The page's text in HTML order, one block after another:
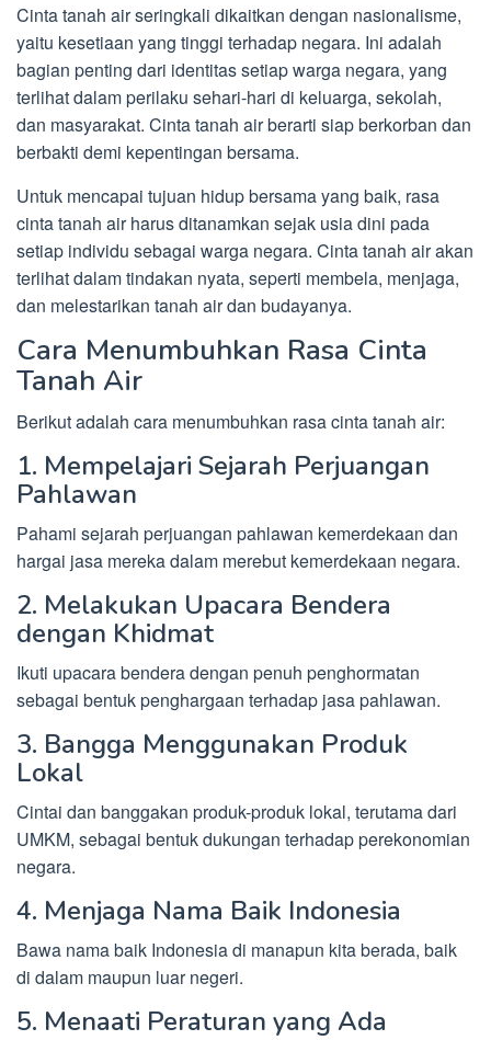
Cinta tanah air seringkali dikaitkan dengan nasionalisme,
yaitu kesetiaan yang tinggi terhadap negara. Ini adalah
bagian penting dari identitas setiap warga negara, yang
terlihat dalam perilaku sehari-hari di keluarga, sekolah,
dan masyarakat. Cinta tanah air berarti siap berkorban dan
berbakti demi kepentingan bersama.
Untuk mencapai tujuan hidup bersama yang baik, rasa
cinta tanah air harus ditanamkan sejak usia dini pada
setiap individu sebagai warga negara. Cinta tanah air akan
terlihat dalam tindakan nyata, seperti membela, menjaga,
dan melestarikan tanah air dan budayanya.
Cara Menumbuhkan Rasa Cinta
Tanah Air
Berikut adalah cara menumbuhkan rasa cinta tanah air:
1. Mempelajari Sejarah Perjuangan
Pahlawan
Pahami sejarah perjuangan pahlawan kemerdekaan dan
hargai jasa mereka dalam merebut kemerdekaan negara.
2. Melakukan Upacara Bendera
dengan Khidmat
Ikuti upacara bendera dengan penuh penghormatan
sebagai bentuk penghargaan terhadap jasa pahlawan.
3. Bangga Menggunakan Produk
Lokal
Cintai dan banggakan produk-produk lokal, terutama dari
UMKM, sebagai bentuk dukungan terhadap perekonomian
negara.
4. Menjaga Nama Baik Indonesia
Bawa nama baik Indonesia di manapun kita berada, baik
di dalam maupun luar negeri.
5. Menaati Peraturan yang Ada